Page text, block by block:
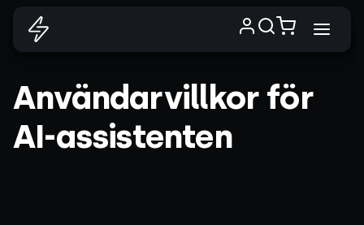
Användarvillkor för
AI-assistenten